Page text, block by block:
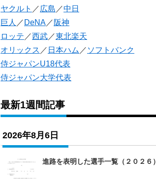
ヤクルト ／ 広島 ／中日
巨人 ／ DeNA ／ 阪神
ロッテ ／西武 ／東北楽天
オリックス ／ 日本ハム ／ ソフトバンク
侍ジャパンU18代表
侍ジャパン大学代表
最新1週間記事
2026年8月6日
進路を表明した選手一覧（２０２６）